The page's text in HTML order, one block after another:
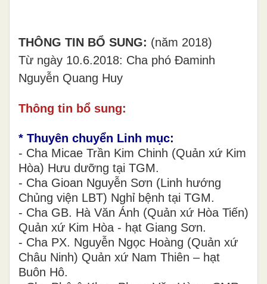
THÔNG TIN BỔ SUNG: (năm 2018)
Từ ngày 10.6.2018: Cha phó Đaminh
Nguyễn Quang Huy
Thông tin bổ sung:
* Thuyên chuyển Linh mục:
- Cha Micae Trần Kim Chinh (Quản xứ Kim
Hòa) Hưu dưỡng tại TGM.
- Cha Gioan Nguyễn Sơn (Linh hướng
Chủng viện LBT) Nghỉ bệnh tại TGM.
- Cha GB. Hà Văn Ánh (Quản xứ Hòa Tiến)
Quản xứ Kim Hòa - hạt Giang Sơn.
- Cha PX. Nguyễn Ngọc Hoàng (Quản xứ
Châu Ninh) Quản xứ Nam Thiên – hạt
Buôn Hô.